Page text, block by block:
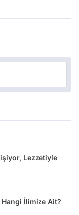
Lezzetiyle
Hangi İlimize Ait?